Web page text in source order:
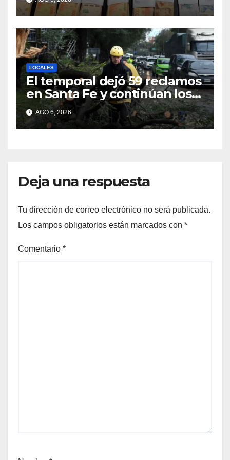
LOCALES
El temporal dejó 59 reclamos
en Santa Fe y continúan los
operativos municipales
AGO 6, 2026
Deja una respuesta
Tu dirección de correo electrónico no será publicada.
Los campos obligatorios están marcados con *
Comentario *